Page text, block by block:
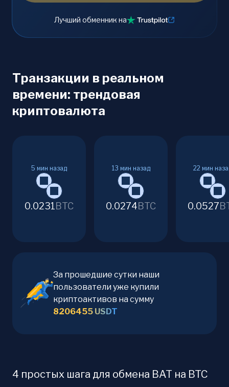
Лучший обменник на
Транзакции в реальном
времени: трендовая
криптовалюта
5 мин назад
0.0231BTC
13 мин назад
0.0274BTC
22 мин
0.0527
За прошедшие сутки наши
пользователи уже купили
криптоактивов на сумму
8206455 USDT
4 простых шага для обмена BAT на BTC